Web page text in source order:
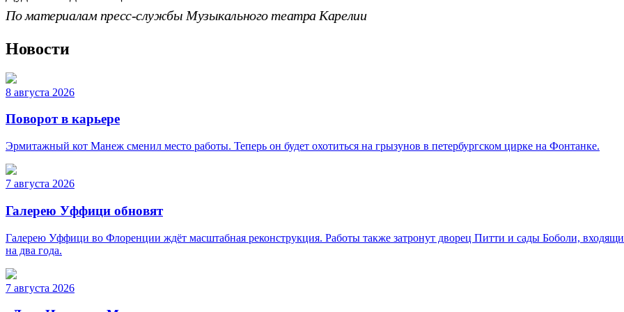
По материалам пресс-службы Музыкального театра Карелии
Новости
8 августа 2026
Поворот в карьере
Эрмитажный кот Манеж сменил место работы. Теперь он будет охотиться на грызунов в петербургском цирке на Фонтанке.
7 августа 2026
Галерею Уффици обновят
Галерею Уффици во Флоренции ждёт масштабная реконструкция. Работы также затронут дворец Питти и сады Боболи,
на два года.
7 августа 2026